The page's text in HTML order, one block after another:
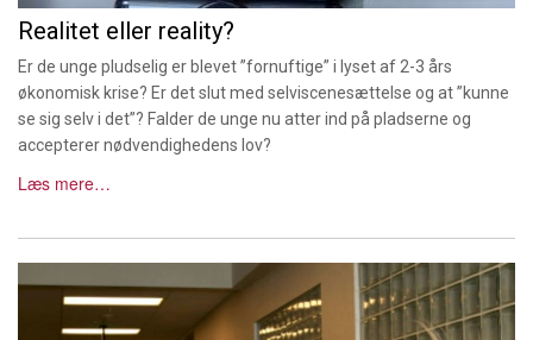
Realitet eller reality?
Er de unge pludselig er blevet ”fornuftige” i lyset af 2-3 års
økonomisk krise? Er det slut med selviscenesættelse og at ”kunne
se sig selv i det”? Falder de unge nu atter ind på pladserne og
accepterer nødvendighedens lov?
Læs mere…